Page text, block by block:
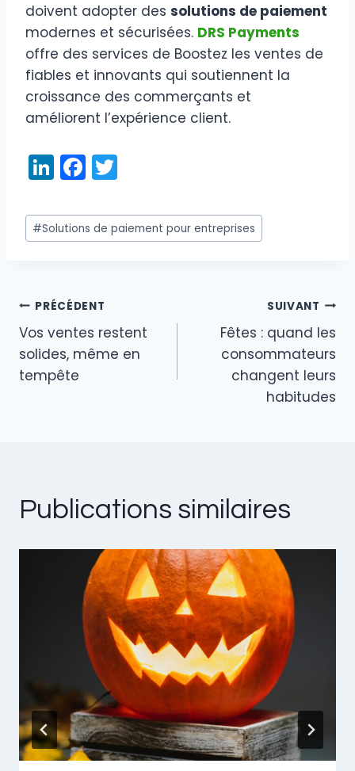
doivent adopter des solutions de paiement
modernes et sécurisées. DRS Payments
offre des services de Boostez les ventes de
fiables et innovants qui soutiennent la
croissance des commerçants et
améliorent l’expérience client.
Li
n
k
e
n
F
a
c
e
o
o
k
itt
er
Étiquettes
de
#Solutions de paiement pour entreprises
Navigation
de
PRÉCÉDENT
Vos ventes restent
solides, même en
tempête
SUIVANT
Fêtes : quand les
consommateurs
changent leurs
habitudes
Publications similaires